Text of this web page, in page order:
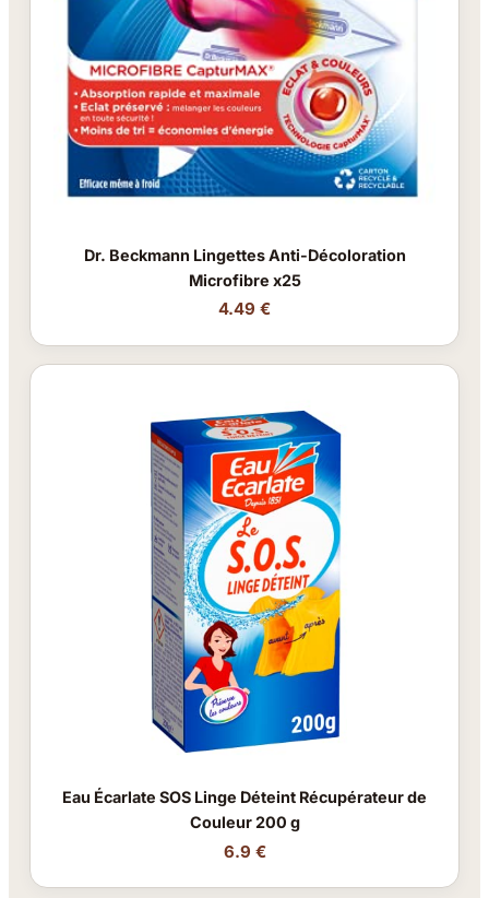
Dr. Beckmann Lingettes Anti-Décoloration
Microfibre x25
4.49 €
Eau Écarlate SOS Linge Déteint Récupérateur de
Couleur 200 g
6.9 €